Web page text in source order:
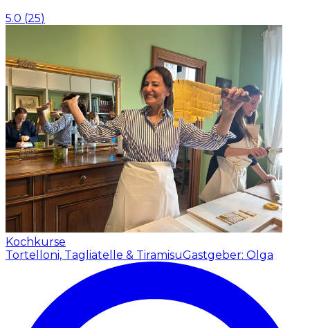
5.0 (25)
Kochkurse
Tortelloni, Tagliatelle & TiramisuGastgeber: Olga